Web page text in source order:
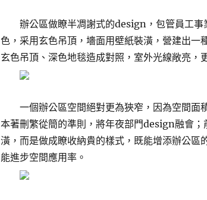
辦公區做瞭半凋謝式的design，包管員工事
色，采用玄色吊頂，墻面用壁紙裝潢，營建出一
玄色吊頂、深色地毯造成對照，室外光線敞亮，
一個辦公區空間絕對更為狹窄，因為空間面
本著刪繁從簡的準則，將年夜部門design融會
潢，而是做成瞭收納貴的樣式，既能增添辦公區
能進步空間應用率。